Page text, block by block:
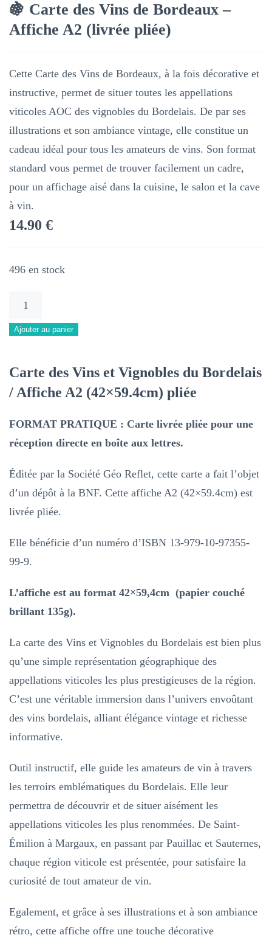
🍇 Carte des Vins de Bordeaux –
Affiche A2 (livrée pliée)
Cette Carte des Vins de Bordeaux, à la fois décorative et
instructive, permet de situer toutes les appellations
viticoles AOC des vignobles du Bordelais. De par ses
illustrations et son ambiance vintage, elle constitue un
cadeau idéal pour tous les amateurs de vins. Son format
standard vous permet de trouver facilement un cadre,
pour un affichage aisé dans la cuisine, le salon et la cave
à vin.
14.90 €
496 en stock
quantité
🍇
des
Vins
Affiche
A2
(livrée
Ajouter au panier
Carte des Vins et Vignobles du Bordelais
/ Affiche A2 (42×59.4cm) pliée
FORMAT PRATIQUE : Carte livrée pliée pour une
réception directe en boîte aux lettres.
Éditée par la Société Géo Reflet, cette carte a fait l’objet
d’un dépôt à la BNF. Cette affiche A2 (42×59.4cm) est
livrée pliée.
Elle bénéficie d’un numéro d’ISBN 13-979-10-97355-
99-9.
L’affiche est au format 42×59,4cm (papier couché
brillant 135g).
La carte des Vins et Vignobles du Bordelais est bien plus
qu’une simple représentation géographique des
appellations viticoles les plus prestigieuses de la région.
C’est une véritable immersion dans l’univers envoûtant
des vins bordelais, alliant élégance vintage et richesse
informative.
Outil instructif, elle guide les amateurs de vin à travers
les terroirs emblématiques du Bordelais. Elle leur
permettra de découvrir et de situer aisément les
appellations viticoles les plus renommées. De Saint-
Émilion à Margaux, en passant par Pauillac et Sauternes,
chaque région viticole est présentée, pour satisfaire la
curiosité de tout amateur de vin.
Egalement, et grâce à ses illustrations et à son ambiance
rétro, cette affiche offre une touche décorative